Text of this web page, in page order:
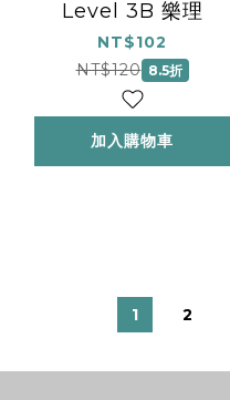
Level 3B 樂理
NT$102
NT$120 8.5折
加入購物車
1 2